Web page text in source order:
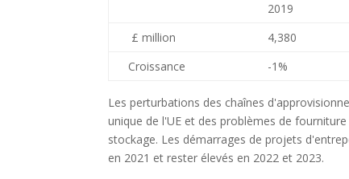
2019
£ million
4,380
Croissance
-1%
Les perturbations des chaînes
unique de l'UE et des problèmes de
stockage. Les démarrages de projets
en 2021 et rester élevés en 2022 et 2023.